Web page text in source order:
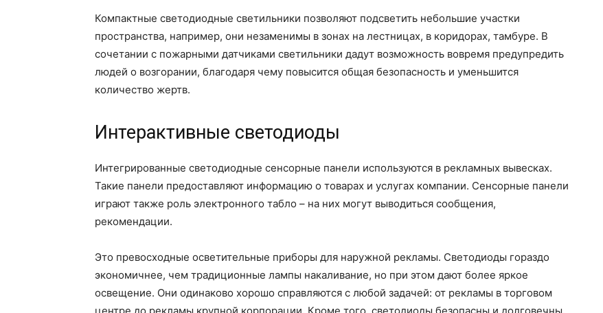
Компактные светодиодные светильники позволяют подсветить небольшие участки
пространства, например, они незаменимы в зонах на лестницах, в коридорах, тамбуре. В
сочетании с пожарными датчиками светильники дадут возможность вовремя предупредить
людей о возгорании, благодаря чему повысится общая безопасность и уменьшится
количество жертв.
Интерактивные светодиоды
Интегрированные светодиодные сенсорные панели используются в рекламных вывесках.
Такие панели предоставляют информацию о товарах и услугах компании. Сенсорные панели
играют также роль электронного табло – на них могут выводиться сообщения,
рекомендации.
Это превосходные осветительные приборы для наружной рекламы. Светодиоды гораздо
экономичнее, чем традиционные лампы накаливание, но при этом дают более яркое
освещение. Они одинаково хорошо справляются с любой задачей: от рекламы в торговом